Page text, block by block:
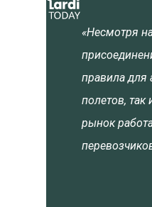
«Несмотря
правила для
полетов,
рынок